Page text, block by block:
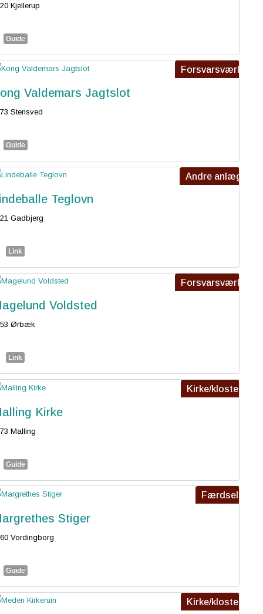
Kjellerup
Guide
Forsvarsværk
Valdemars Jagtslot
Stensved
Guide
Andre anlæg
Teglovn
Gadbjerg
Link
Forsvarsværk
Voldsted
Ørbæk
Link
Kirke/kloster
Kirke
Malling
Guide
Færdsel
Stiger
Vordingborg
Guide
Kirke/kloster